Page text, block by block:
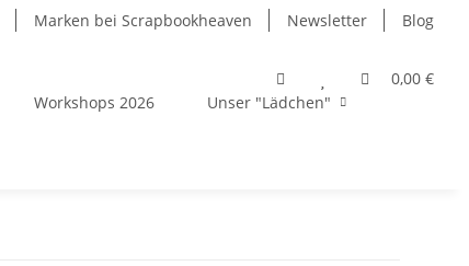
Marken bei Scrapbookheaven Newsletter Blog
0,00 €
Workshops 2026 Unser "Lädchen"